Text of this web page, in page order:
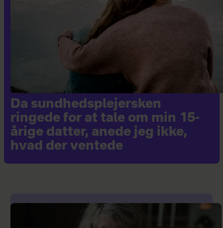
Da sundhedsplejersken
ringede for at tale om min 15-
årige datter, anede jeg ikke,
hvad der ventede